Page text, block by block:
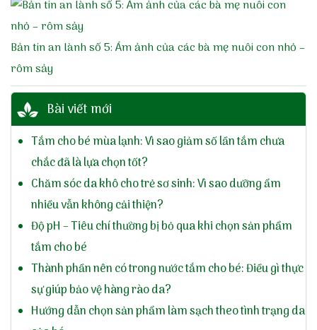
Bản tin an lành số 5: Ám ảnh của các bà mẹ nuôi con nhỏ –
rôm sảy
Bài viết mới
Tắm cho bé mùa lạnh: Vì sao giảm số lần tắm chưa
chắc đã là lựa chọn tốt?
Chăm sóc da khô cho trẻ sơ sinh: Vì sao dưỡng ẩm
nhiều vẫn không cải thiện?
Độ pH – Tiêu chí thường bị bỏ qua khi chọn sản phẩm
tắm cho bé
Thành phần nên có trong nước tắm cho bé: Điều gì thực
sự giúp bảo vệ hàng rào da?
Hướng dẫn chọn sản phẩm làm sạch theo tình trạng da